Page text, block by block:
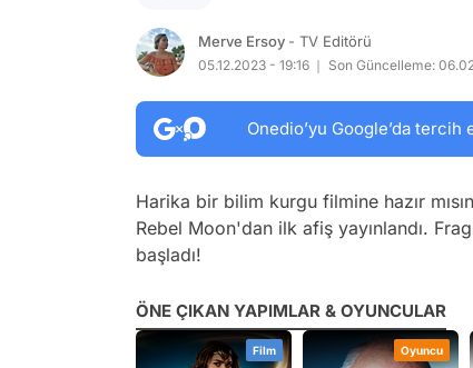
Merve Ersoy - TV Editörü
05.12.2023 - 19:16 Son Güncelleme:
Onedio’yu Google’da
Harika bir bilim kurgu filmine hazır
Rebel Moon'dan ilk afiş yayınlandı.
başladı!
ÖNE ÇIKAN YAPIMLAR & OYUNCULAR
Film Oyuncu